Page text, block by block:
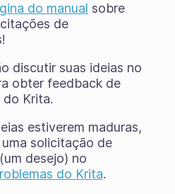
do manual sobre
de
discutir suas ideias no
obter feedback de
do Krita.
estiverem maduras,
solicitação de
desejo) no
do Krita.